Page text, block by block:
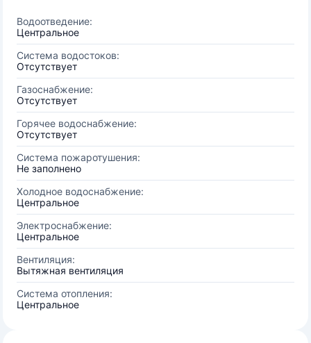
Водоотведение:
Центральное
Система водостоков:
Отсутствует
Газоснабжение:
Отсутствует
Горячее водоснабжение:
Отсутствует
Система пожаротушения:
Не заполнено
Холодное водоснабжение:
Центральное
Электроснабжение:
Центральное
Вентиляция:
Вытяжная вентиляция
Система отопления:
Центральное